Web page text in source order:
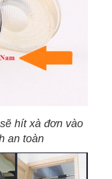
hít xà đơn vào
an toàn